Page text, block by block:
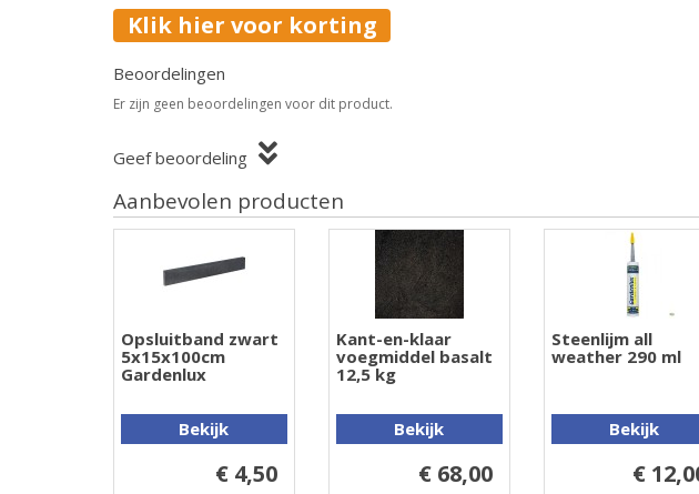
Klik hier voor korting
Beoordelingen
Er zijn geen beoordelingen voor dit product.
Geef beoordeling
Aanbevolen producten
Opsluitband zwart
5x15x100cm
Gardenlux
Bekijk
€ 4,50
Kant-en-klaar
voegmiddel basalt
12,5 kg
Bekijk
€ 68,00
Steenlijm all
weather 290 ml
Bekijk
€